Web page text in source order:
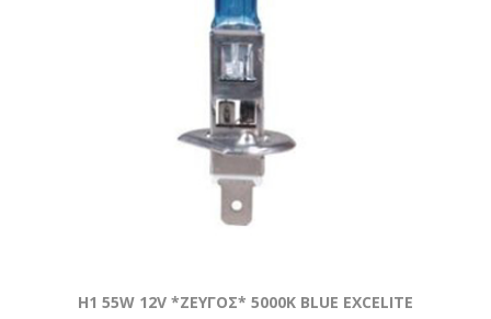
H1 55W 12V *ZEYΓOΣ* 5000Κ BLUE EXCELITE